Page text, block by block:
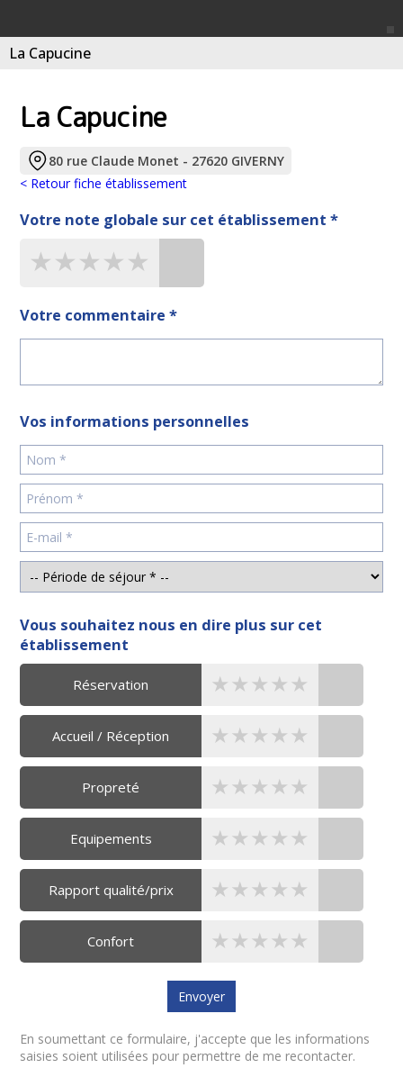
La Capucine
La Capucine
80 rue Claude Monet - 27620 GIVERNY
< Retour fiche établissement
Votre note globale sur cet établissement *
★★★★★
★★★★★
★★★★★
Votre commentaire *
Vos informations personnelles
Vous souhaitez nous en dire plus sur cet
établissement
Réservation ★★★★★
★★★★★
★★★★★
Accueil / Réception ★★★★★
★★★★★
★★★★★
Propreté ★★★★★
★★★★★
★★★★★
Equipements ★★★★★
★★★★★
★★★★★
Rapport qualité/prix ★★★★★
★★★★★
★★★★★
Confort ★★★★★
★★★★★
★★★★★
En soumettant ce formulaire, j'accepte que les informations
saisies soient utilisées pour permettre de me recontacter.